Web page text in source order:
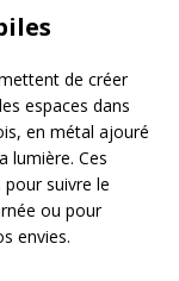
de créer
espaces dans
en métal ajouré
lumière. Ces
suivre le
ou pour
envies.